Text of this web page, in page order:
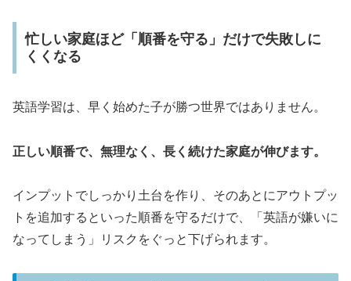
忙しい家庭ほど「順番を守る」だけで失敗しに
くくなる
英語学習は、早く始めた子が勝つ世界ではありません。
正しい順番で、無理なく、長く続けた家庭が伸びます。
インプットでしっかり土台を作り、そのあとにアウトプッ
トを追加するといった順番を守るだけで、「英語が嫌いに
なってしまう」リスクをぐっと下げられます。